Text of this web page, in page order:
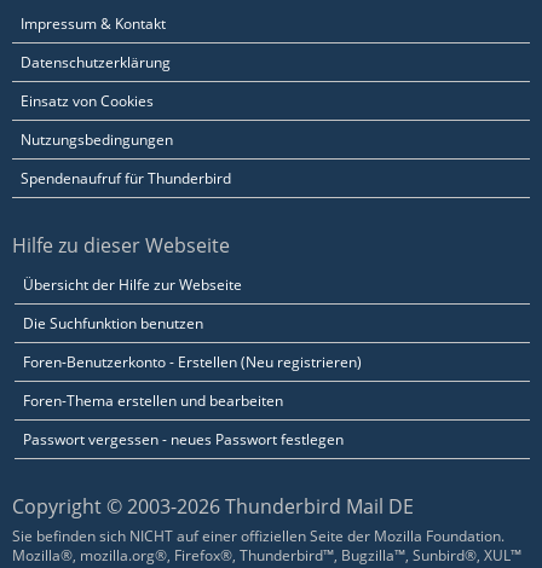
Impressum & Kontakt
Datenschutzerklärung
Einsatz von Cookies
Nutzungsbedingungen
Spendenaufruf für Thunderbird
Hilfe zu dieser Webseite
Übersicht der Hilfe zur Webseite
Die Suchfunktion benutzen
Foren-Benutzerkonto - Erstellen (Neu registrieren)
Foren-Thema erstellen und bearbeiten
Passwort vergessen - neues Passwort festlegen
Copyright © 2003-2026 Thunderbird Mail DE
Sie befinden sich NICHT auf einer offiziellen Seite der Mozilla Foundation.
Mozilla®, mozilla.org®, Firefox®, Thunderbird™, Bugzilla™, Sunbird®, XUL™